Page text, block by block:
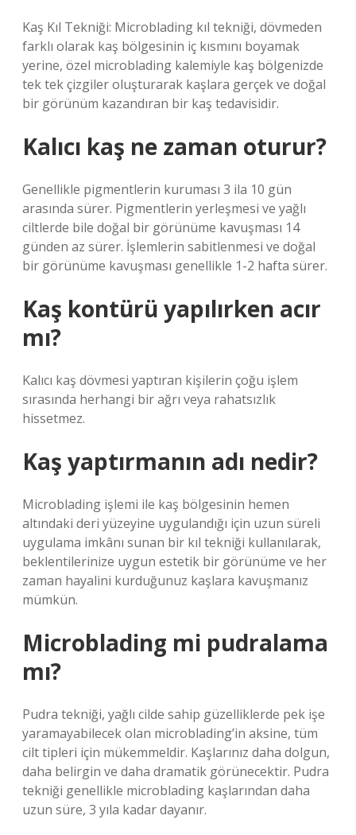
Kaş Kıl Tekniği: Microblading kıl tekniği, dövmeden
farklı olarak kaş bölgesinin iç kısmını boyamak
yerine, özel microblading kalemiyle kaş bölgenizde
tek tek çizgiler oluşturarak kaşlara gerçek ve doğal
bir görünüm kazandıran bir kaş tedavisidir.
Kalıcı kaş ne zaman oturur?
Genellikle pigmentlerin kuruması 3 ila 10 gün
arasında sürer. Pigmentlerin yerleşmesi ve yağlı
ciltlerde bile doğal bir görünüme kavuşması 14
günden az sürer. İşlemlerin sabitlenmesi ve doğal
bir görünüme kavuşması genellikle 1-2 hafta sürer.
Kaş kontürü yapılırken acır
mı?
Kalıcı kaş dövmesi yaptıran kişilerin çoğu işlem
sırasında herhangi bir ağrı veya rahatsızlık
hissetmez.
Kaş yaptırmanın adı nedir?
Microblading işlemi ile kaş bölgesinin hemen
altındaki deri yüzeyine uygulandığı için uzun süreli
uygulama imkânı sunan bir kıl tekniği kullanılarak,
beklentilerinize uygun estetik bir görünüme ve her
zaman hayalini kurduğunuz kaşlara kavuşmanız
mümkün.
Microblading mi pudralama
mı?
Pudra tekniği, yağlı cilde sahip güzelliklerde pek işe
yaramayabilecek olan microblading’in aksine, tüm
cilt tipleri için mükemmeldir. Kaşlarınız daha dolgun,
daha belirgin ve daha dramatik görünecektir. Pudra
tekniği genellikle microblading kaşlarından daha
uzun süre, 3 yıla kadar dayanır.